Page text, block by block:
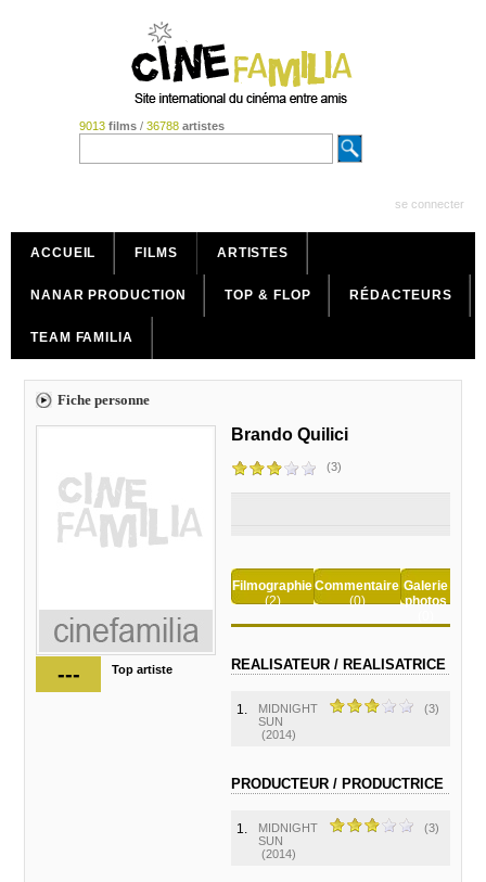
9013 films/ 36788 artistes
se connecter
ACCUEIL FILMS ARTISTES
NANAR PRODUCTION TOP & FLOP RÉDACTEURS
TEAM FAMILIA
Fiche personne
--- Top artiste
Brando Quilici
(3)
Filmographie
(2)
Commentaire
(0)
Galerie
photos
REALISATEUR / REALISATRICE
1.
MIDNIGHT
SUN
(2014)
(3)
PRODUCTEUR / PRODUCTRICE
1.
MIDNIGHT
SUN
(2014)
(3)